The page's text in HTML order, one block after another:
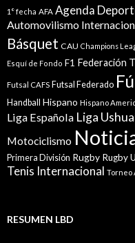
1° fecha AFA Agenda
Automovilismo
Básquet CAU Champions
Esquí de Fondo F1 Federación
Futsal CAFS Futsal Federado
Handball Hispano Hispano
Liga Española Liga
Motociclismo
Primera División Rugby Rugby
Tenis Internacional Torneo
RESUMEN LBD